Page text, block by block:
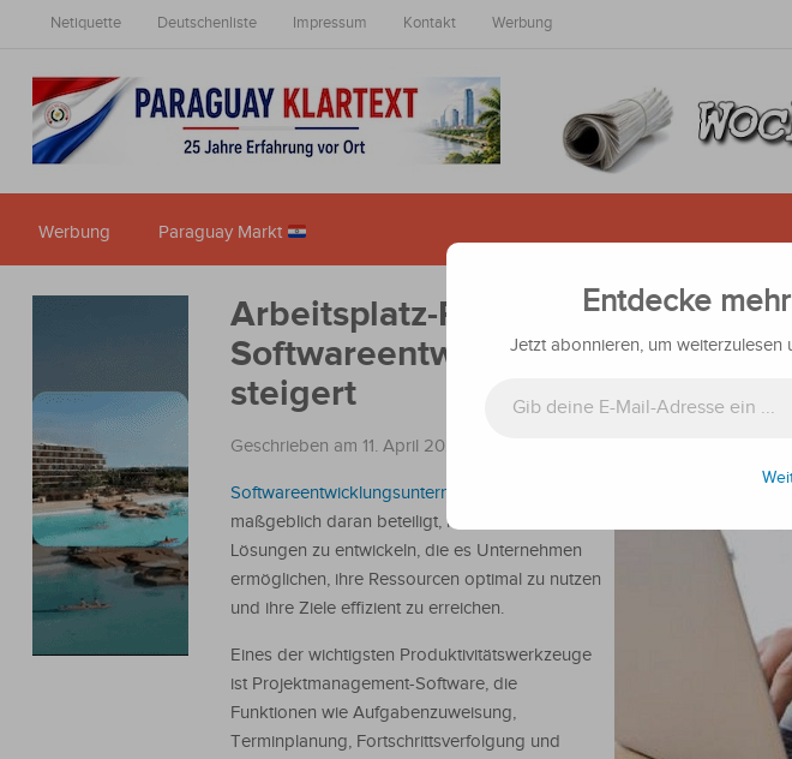
Netiquette Deutschenliste Impressum Kontakt Werbung
Werbung Paraguay Markt
Arbeitsplatz-Produktivitäts-Tools:
Softwareentwicklung die
steigert
Geschrieben am 11. April 2024
Softwareentwicklungsunternehmen
maßgeblich daran beteiligt, innovative
Lösungen zu entwickeln, die es Unternehmen
ermöglichen, ihre Ressourcen optimal zu nutzen
und ihre Ziele effizient zu erreichen.
Eines der wichtigsten Produktivitätswerkzeuge
ist Projektmanagement-Software, die
Funktionen wie Aufgabenzuweisung,
Terminplanung, Fortschrittsverfolgung und
Entdecke
Jetzt abonnieren, um